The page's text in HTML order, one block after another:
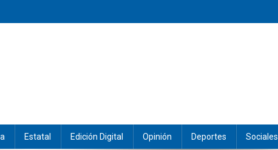
Estatal Edición Digital Opinión Deportes Sociales